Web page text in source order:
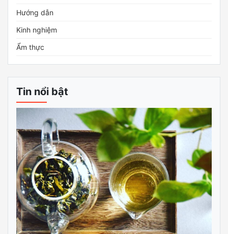
Hướng dẫn
Kinh nghiệm
Ẩm thực
Tin nổi bật